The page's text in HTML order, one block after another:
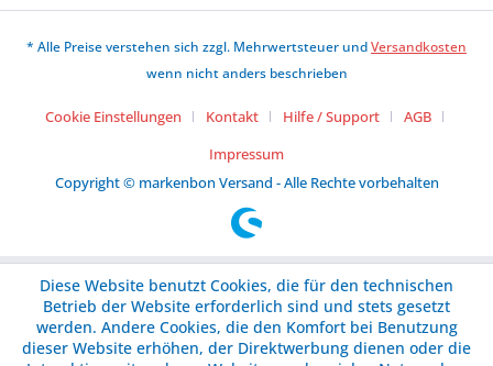
* Alle Preise verstehen sich zzgl. Mehrwertsteuer undVersandkosten
wenn nicht anders beschrieben
Cookie Einstellungen Kontakt Hilfe / Support
AGB
Impressum
Copyright © markenbon Versand - Alle Rechte vorbehalten
Diese Website benutzt Cookies, die für den technischen
Betrieb der Website erforderlich sind und stets gesetzt
werden. Andere Cookies, die den Komfort bei Benutzung
dieser Website erhöhen, der Direktwerbung dienen oder die